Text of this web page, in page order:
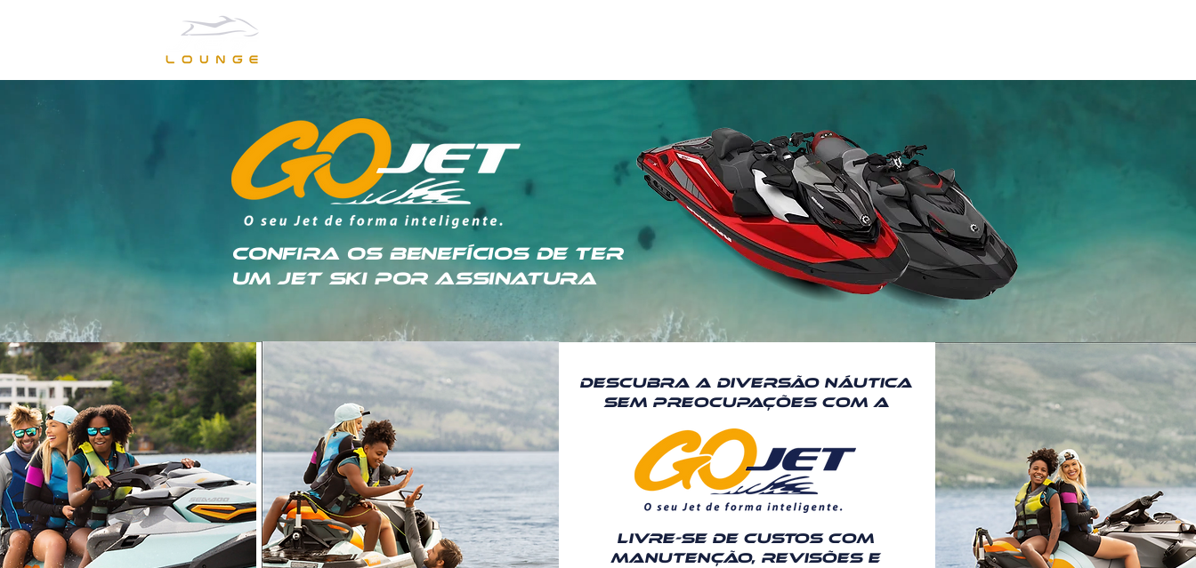
Confira os benefícios de ter
um Jet Ski por assinatura
Descubra a diversão náutica
sem preocupações com a
Livre-se de custos com
manutenção, revisões e